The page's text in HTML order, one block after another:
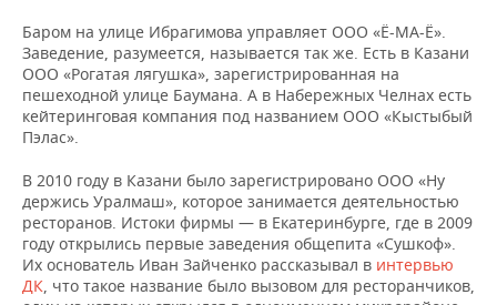
Баром на улице Ибрагимова управляет ООО «Ё-МА-Ё».
Заведение, разумеется, называется так же. Есть в Казани
ООО «Рогатая лягушка», зарегистрированная на
пешеходной улице Баумана. А в Набережных Челнах есть
кейтеринговая компания под названием ООО «Кыстыбый
Пэлас».
В 2010 году в Казани было зарегистрировано ООО «Ну
держись Уралмаш», которое занимается деятельностью
ресторанов. Истоки фирмы — в Екатеринбурге, где в 2009
году открылись первые заведения общепита «Сушкоф».
Их основатель Иван Зайченко рассказывал в интервью
ДК, что такое название было вызовом для ресторанчиков,